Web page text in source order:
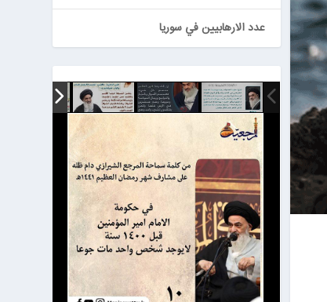
عدد الارهابيين في سوريا